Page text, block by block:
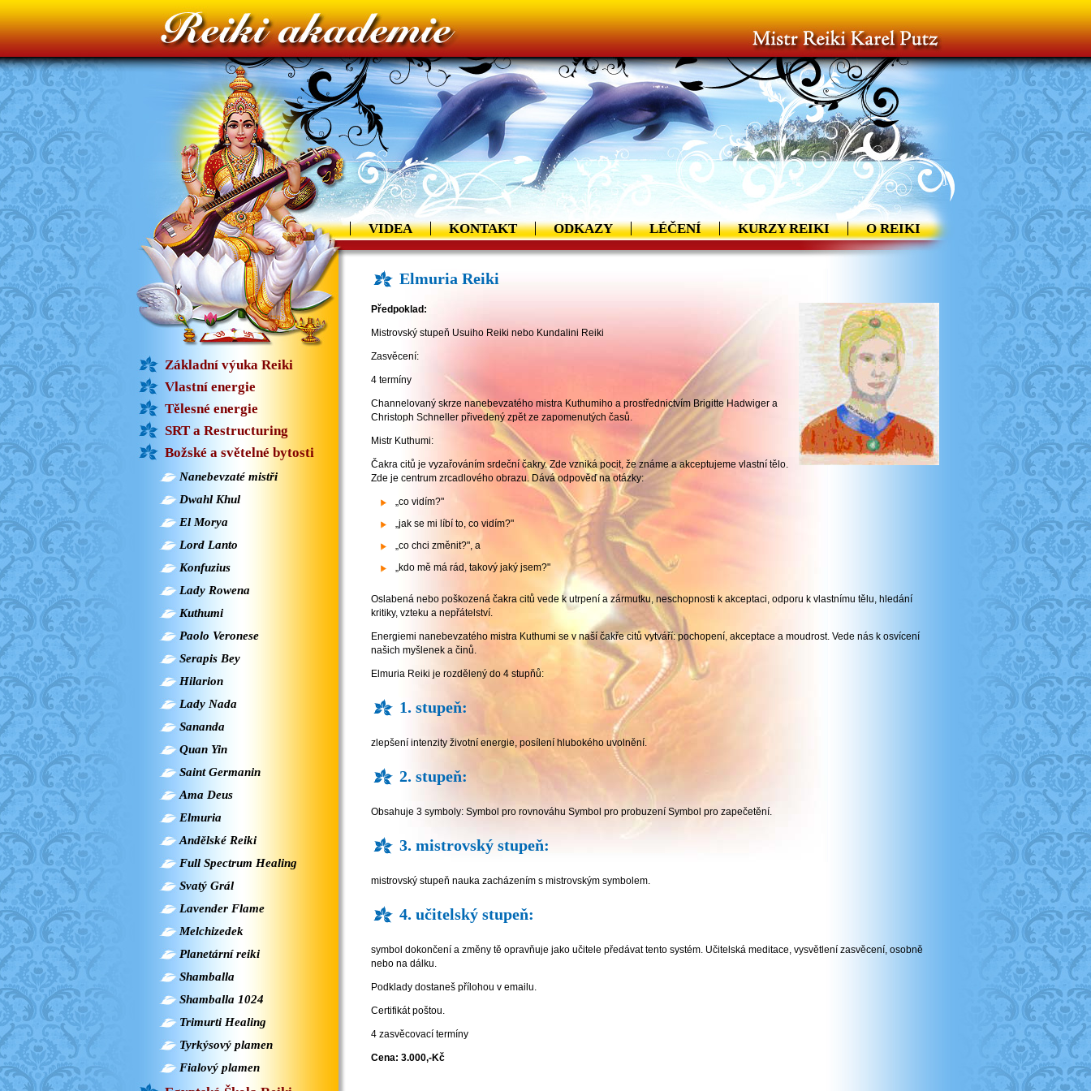
O REIKI
KURZY REIKI
LÉČENÍ
ODKAZY
KONTAKT
VIDEA
Elmuria Reiki
Předpoklad:
Mistrovský stupeň Usuiho Reiki nebo Kundalini Reiki
Zasvěcení:
4 termíny
Channelovaný skrze nanebevzatého mistra Kuthumiho a prostřednictvím Brigitte Hadwiger a
Christoph Schneller přivedený zpět ze zapomenutých časů.
Mistr Kuthumi:
Čakra citů je vyzařováním srdeční čakry. Zde vzniká pocit, že známe a akceptujeme vlastní tělo.
Zde je centrum zrcadlového obrazu. Dává odpověď na otázky:
„co vidím?"
„jak se mi líbí to, co vidím?"
„co chci změnit?", a
„kdo mě má rád, takový jaký jsem?"
Oslabená nebo poškozená čakra citů vede k utrpení a zármutku, neschopnosti k akceptaci, odporu k vlastnímu tělu, hledání
kritiky, vzteku a nepřátelství.
Energiemi nanebevzatého mistra Kuthumi se v naší čakře citů vytváří: pochopení, akceptace a moudrost. Vede nás k osvícení
našich myšlenek a činů.
Elmuria Reiki je rozdělený do 4 stupňů:
1. stupeň:
zlepšení intenzity životní energie, posílení hlubokého uvolnění.
2. stupeň:
Obsahuje 3 symboly: Symbol pro rovnováhu Symbol pro probuzení Symbol pro zapečetění.
3. mistrovský stupeň:
mistrovský stupeň nauka zacházením s mistrovským symbolem.
4. učitelský stupeň:
symbol dokončení a změny tě opravňuje jako učitele předávat tento systém. Učitelská meditace, vysvětlení zasvěcení, osobně
nebo na dálku.
Podklady dostaneš přílohou v emailu.
Certifikát poštou.
4 zasvěcovací termíny
Cena: 3.000,-Kč
Základní výuka Reiki
Vlastní energie
Tělesné energie
SRT a Restructuring
Božské a světelné bytosti
Nanebevzaté mistři
Dwahl Khul
El Morya
Lord Lanto
Konfuzius
Lady Rowena
Kuthumi
Paolo Veronese
Serapis Bey
Hilarion
Lady Nada
Sananda
Quan Yin
Saint Germanin
Ama Deus
Elmuria
Andělské Reiki
Full Spectrum Healing
Svatý Grál
Lavender Flame
Melchizedek
Planetární reiki
Shamballa
Shamballa 1024
Trimurti Healing
Tyrkýsový plamen
Fialový plamen